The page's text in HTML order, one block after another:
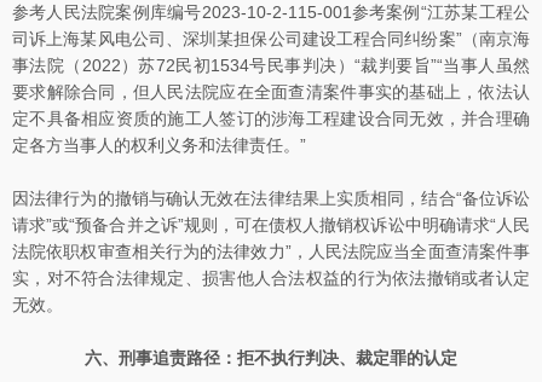
参考人民法院案例库编号2023-10-2-115-001参考案例“江苏某工程公
司诉上海某风电公司、深圳某担保公司建设工程合同纠纷案”（南京海
事法院（2022）苏72民初1534号民事判决）“裁判要旨”“当事人虽然
要求解除合同，但人民法院应在全面查清案件事实的基础上，依法认
定不具备相应资质的施工人签订的涉海工程建设合同无效，并合理确
定各方当事人的权利义务和法律责任。”
因法律行为的撤销与确认无效在法律结果上实质相同，结合“备位诉讼
请求”或“预备合并之诉”规则，可在债权人撤销权诉讼中明确请求“人民
法院依职权审查相关行为的法律效力”，人民法院应当全面查清案件事
实，对不符合法律规定、损害他人合法权益的行为依法撤销或者认定
无效。
六、刑事追责路径：拒不执行判决、裁定罪的认定